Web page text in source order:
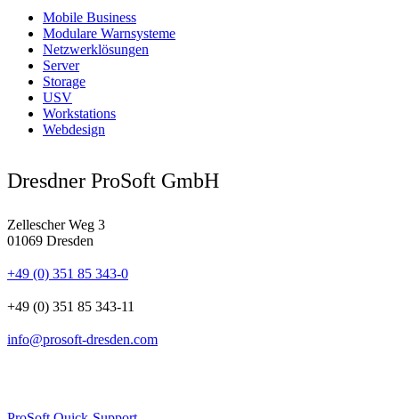
Mobile Business
Modulare Warnsysteme
Netzwerklösungen
Server
Storage
USV
Workstations
Webdesign
Dresdner ProSoft GmbH
Zellescher Weg 3
01069 Dresden
+49 (0) 351 85 343-0
+49 (0) 351 85 343-11
info@prosoft-dresden.com